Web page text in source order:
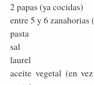
2 papas (ya cocidas)
entre 5 y 6 zanahorias
pasta
sal
laurel
aceite vegetal (en